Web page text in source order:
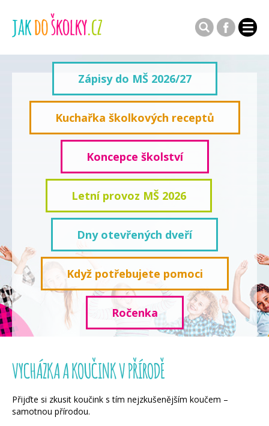
Zápisy do MŠ 2026/27
Kuchařka školkových receptů
Koncepce školství
Letní provoz MŠ 2026
Dny otevřených dveří
Když potřebujete pomoci
Ročenka
VYCHÁZKA A KOUČINK V PŘÍRODĚ
Přijďte si zkusit koučink s tím nejzkušenějším koučem –
samotnou přírodou.